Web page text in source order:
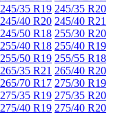
245/35 R19 245/35 R20
245/40 R20 245/40 R21
245/50 R18 255/30 R20
255/40 R18 255/40 R19
255/50 R19 255/55 R18
265/35 R21 265/40 R20
265/70 R17 275/30 R19
275/35 R19 275/35 R20
275/40 R19 275/40 R20